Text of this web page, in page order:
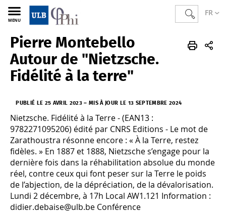
FR
MENU
PHI FR Actualités
Pierre Montebello
Autour de "Nietzsche.
Fidélité à la terre"
PUBLIÉ LE 25 AVRIL 2023 – MIS À JOUR LE 13 SEPTEMBRE 2024
Nietzsche. Fidélité à la Terre - (EAN13 :
9782271095206) édité par CNRS Editions - Le mot de
Zarathoustra résonne encore : « À la Terre, restez
fidèles. » En 1887 et 1888, Nietzsche s’engage pour la
dernière fois dans la réhabilitation absolue du monde
réel, contre ceux qui font peser sur la Terre le poids
de l’abjection, de la dépréciation, de la dévalorisation.
Lundi 2 décembre, à 17h Local AW1.121 Information :
didier.debaise@ulb.be Conférence